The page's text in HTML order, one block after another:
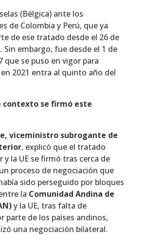
(Bélgica) ante los
de Colombia y Perú, que ya
de ese tratado desde el 26 de
Sin embargo, fue desde el 1 de
que se puso en vigor para
2021 entra al quinto año del
contexto se firmó este
viceministro subrogante de
, explicó que el tratado
y la UE se firmó tras cerca de
proceso de negociación que
sido perseguido por bloques
la Comunidad Andina de
y la UE, tras falta de
parte de los países andinos,
una negociación bilateral.